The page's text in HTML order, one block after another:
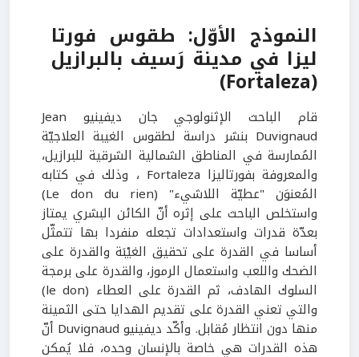
النموذج الأوّل: طقوس فورتا
ليزا في مدينة رَسيف بالبرازيل
(Fortaleza)
قام الباحث الإثنولوجي جان ديفينيو Jean
Duvignaud بنشر دراسة لطقوس الغيبة العلاجيّة
المُمارسة في المناطق الشمالية الشرقية للبرازيل،
والمعروفة بفورتاليزا Fortaleza ، وذلك في كتابه
المُعنوَن "عطيّة اللاشيء" (Le don du rien)
واستخلص الباحث على إثره أنّ الكائن البشري يمتاز
بعدّة قدرات واستعدادات تجعله منفردا بها تتمثّل
أساسا في القدرة على تحقيق الغيْبَة والقدرة على
الضحك واللعب واستعمال الرموز، والقدرة على برمجة
السلوك الهادف، ثم القدرة على العطاء (le don)
والتي تعني القدرة على تقديم الهدايا حتى الثمينة
منها دون انتظار مُقابل. وأكّد ديفينيو Duvignaud أنّ
هذه القدرات هي خاصة بالإنسان وحده، فلا يُمكن